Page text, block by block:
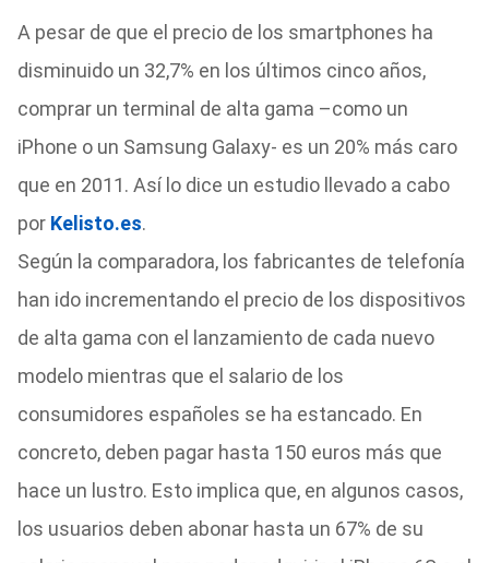
A pesar de que el precio de los smartphones ha
disminuido un 32,7% en los últimos cinco años,
comprar un terminal de alta gama –como un
iPhone o un Samsung Galaxy- es un 20% más caro
que en 2011. Así lo dice un estudio llevado a cabo
por Kelisto.es.
Según la comparadora, los fabricantes de telefonía
han ido incrementando el precio de los dispositivos
de alta gama con el lanzamiento de cada nuevo
modelo mientras que el salario de los
consumidores españoles se ha estancado. En
concreto, deben pagar hasta 150 euros más que
hace un lustro. Esto implica que, en algunos casos,
los usuarios deben abonar hasta un 67% de su